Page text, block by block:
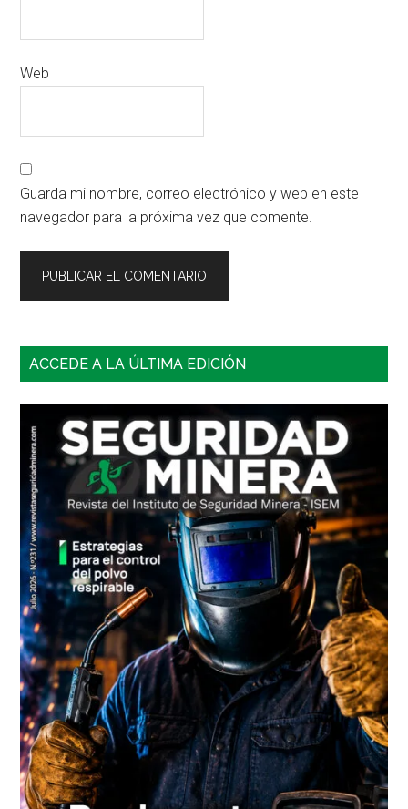
Web
Guarda mi nombre, correo electrónico y web en este
navegador para la próxima vez que comente.
Barra
principal
ACCEDE A LA ÚLTIMA EDICIÓN